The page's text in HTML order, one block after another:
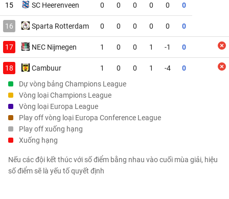
15 SC Heerenveen 0 0 0 0 0 0
16 Sparta Rotterdam 0 0 0 0 0 0
17 NEC Nijmegen 1 0 0 1 -1 0
18 Cambuur 1 0 0 1 -4
0
Dự vòng bảng Champions League
Vòng loại Champions League
Vòng loại Europa League
Play off vòng loại Europa Conference League
Play off xuống hạng
Xuống hạng
Nếu các đội kết thúc với số điểm bằng nhau vào cuối mùa giải, hiệu
số điểm sẽ là yếu tố quyết định